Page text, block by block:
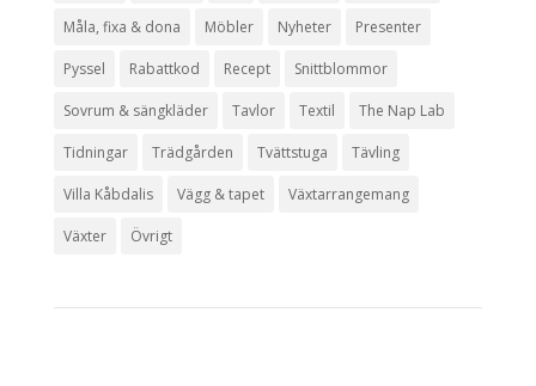
Måla, fixa & dona Möbler Nyheter Presenter
Pyssel Rabattkod Recept Snittblommor
Sovrum & sängkläder Tavlor Textil The Nap Lab
Tidningar Trädgården Tvättstuga Tävling
Villa Kåbdalis Vägg & tapet Växtarrangemang
Växter Övrigt